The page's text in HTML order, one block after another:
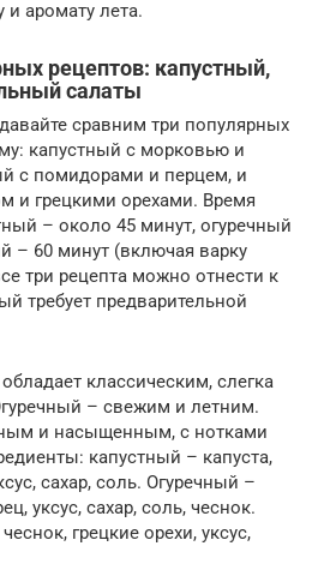
и аромату лета.
рецептов: капустный,
салаты
сравним три популярных
капустный с морковью и
с помидорами и перцем, и
и грецкими орехами. Время
– около 45 минут, огуречный
– 60 минут (включая варку
три рецепта можно отнести к
требует предварительной
классическим, слегка
– свежим и летним.
и насыщенным, с нотками
капустный – капуста,
сахар, соль. Огуречный –
уксус, сахар, соль, чеснок.
грецкие орехи, уксус,